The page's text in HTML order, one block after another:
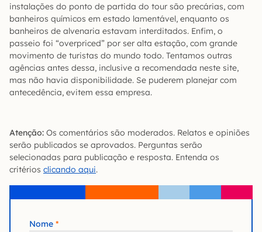
instalações do ponto de partida do tour são precárias, com
banheiros químicos em estado lamentável, enquanto os
banheiros de alvenaria estavam interditados. Enfim, o
passeio foi “overpriced” por ser alta estação, com grande
movimento de turistas do mundo todo. Tentamos outras
agências antes dessa, inclusive a recomendada neste site,
mas não havia disponibilidade. Se puderem planejar com
antecedência, evitem essa empresa.
Atenção: Os comentários são moderados. Relatos e opiniões
serão publicados se aprovados. Perguntas serão
selecionadas para publicação e resposta. Entenda os
critérios clicando aqui.
Nome